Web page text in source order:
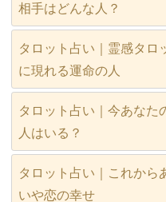
相手はどんな人？
タロット占い｜霊感タロ
に現れる運命の人
タロット占い｜今あなた
人はいる？
タロット占い｜これから
いや恋の幸せ